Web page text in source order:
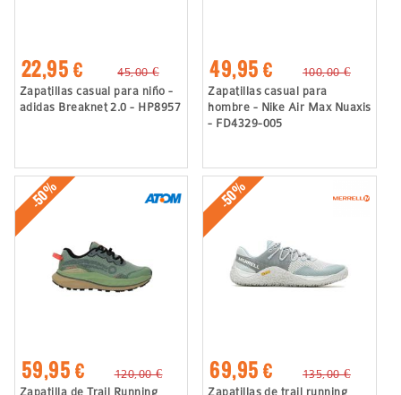
22,95 €
45,00 €
Zapatillas casual para niño -
adidas Breaknet 2.0 - HP8957
49,95 €
100,00 €
Zapatillas casual para
hombre - Nike Air Max Nuaxis
- FD4329-005
-50%
59,95 €
120,00 €
Zapatilla de Trail Running
-50%
69,95 €
135,00 €
Zapatillas de trail running